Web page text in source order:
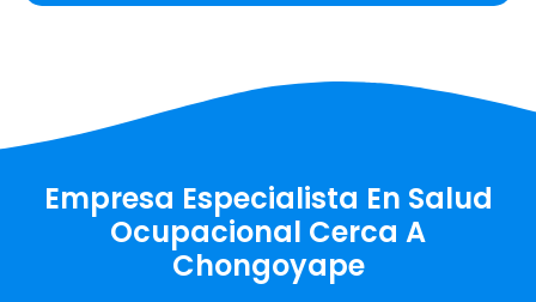
Empresa Especialista En Salud
Ocupacional Cerca A
Chongoyape